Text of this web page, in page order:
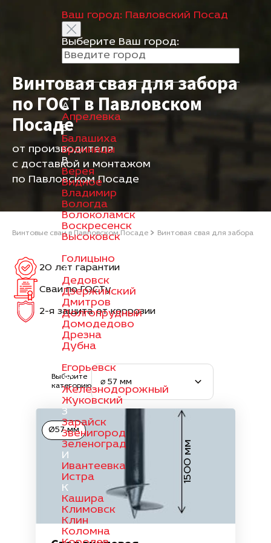
Ваш город: Павловский Посад
Выберите Ваш город:
А
Апрелевка
Б
Балашиха
Бронницы
В
Верея
Видное
Владимир
Вологда
Волоколамск
Воскресенск
Высоковск
Голицыно
Д
Дедовск
Дзержинский
Дмитров
Долгопрудный
Домодедово
Дрезна
Дубна
Егорьевск
Ж
Железнодорожный
Жуковский
З
Зарайск
Звенигород
Зеленоград
И
Ивантеевка
Истра
К
Кашира
Климовск
Клин
Коломна
Винтовая свая для забора
по ГОСТ в Павловском
Посаде
от производителя
с доставкой и монтажом
по Павловском Посаде
Винтовые сваи в Павловском Посаде Винтовая свая для забора
20 лет гарантии
Сваи по ГОСТу
2-я защита от коррозии
Выберите
категорию
⌀ 57 мм
1500 мм
Ø57 мм